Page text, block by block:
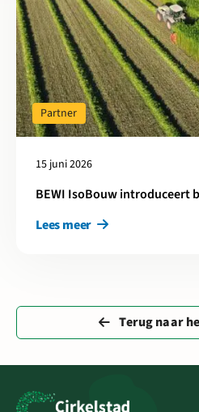
15 juni 2026
BEWI IsoBouw introduceert
Partner
Lees meer
Terug naar